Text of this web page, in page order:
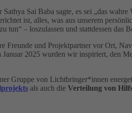
Sai Baba sagte, es sei „das
ist, alles, was aus unserem
tun“ – loszulassen und stattdessen
Freunde und Projektpartner vor Ort,
2025 wurden wir inspiriert, den
Gruppe von Lichtbringer*innen
als auch die Verteilung von